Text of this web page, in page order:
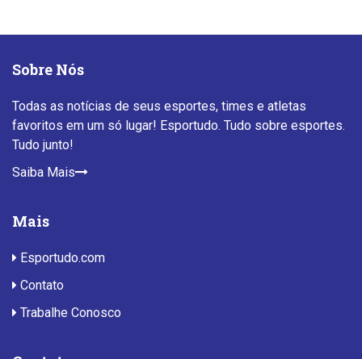
Sobre Nós
Todas as notícias de seus esportes, times e atletas
favoritos em um só lugar! Esportudo. Tudo sobre esportes.
Tudo junto!
Saiba Mais
Mais
Esportudo.com
Contato
Trabalhe Conosco